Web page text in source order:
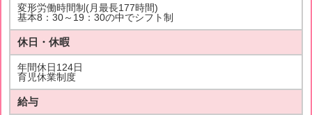
変形労働時間制(月最長177時間)
基本8：30～19：30の中でシフト制
休日・休暇
年間休日124日
育児休業制度
給与